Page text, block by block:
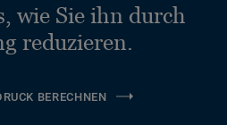
wie Sie ihn durch
reduzieren.
BERECHNEN